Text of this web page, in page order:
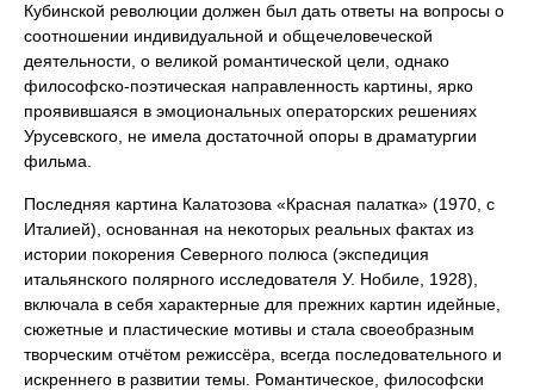
Кубинской революции должен был дать ответы на вопросы о
соотношении индивидуальной и общечеловеческой
деятельности, о великой романтической цели, однако
философско-поэтическая направленность картины, ярко
проявившаяся в эмоциональных операторских решениях
Урусевского, не имела достаточной опоры в драматургии
фильма.
Последняя картина Калатозова «Красная палатка» (1970, с
Италией), основанная на некоторых реальных фактах из
истории покорения Северного полюса (экспедиция
итальянского полярного исследователя У. Нобиле, 1928),
включала в себя характерные для прежних картин идейные,
сюжетные и пластические мотивы и стала своеобразным
творческим отчётом режиссёра, всегда последовательного и
искреннего в развитии темы. Романтическое, философски